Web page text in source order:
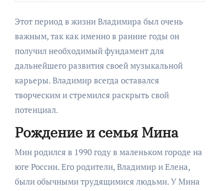
Этот период в жизни Владимира был очень
важным, так как именно в ранние годы он
получил необходимый фундамент для
дальнейшего развития своей музыкальной
карьеры. Владимир всегда оставался
творческим и стремился раскрыть свой
потенциал.
Рождение и семья Мина
Мин родился в 1990 году в маленьком городе на
юге России. Его родители, Владимир и Елена,
были обычными трудящимися людьми. У Мина